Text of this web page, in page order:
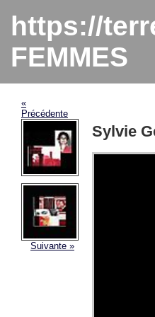
https://
FEMMES
«
Précédente
Suivante »
Sylvie